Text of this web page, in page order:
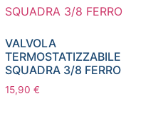
VALVOLA
TERMOSTATIZZABILE
SQUADRA 3/8 FERRO
15,90 €